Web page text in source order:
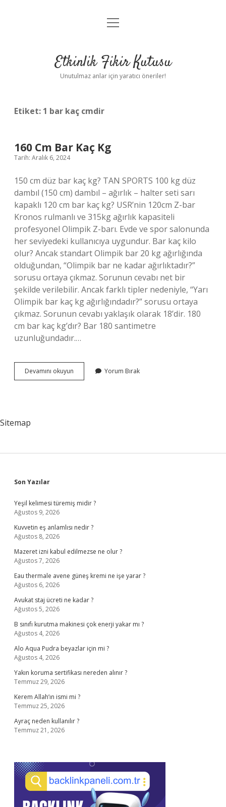
Anasayfa
Yasal Uyarı
menüyü
Etkinlik Fikir Kutusu
Unutulmaz anlar için yaratıcı öneriler!
Etiket: 1 bar kaç cmdir
160 Cm Bar Kaç Kg
Tarih: Aralık 6, 2024
150 cm düz bar kaç kg? TAN SPORTS 100 kg düz
dambıl (150 cm) dambıl – ağırlık – halter seti sarı
kapaklı 120 cm bar kaç kg? USR’nin 120cm Z-bar
Kronos rulmanlı ve 315kg ağırlık kapasiteli
profesyonel Olimpik Z-barı. Evde ve spor salonunda
her seviyedeki kullanıcıya uygundur. Bar kaç kilo
olur? Ancak standart Olimpik bar 20 kg ağırlığında
olduğundan, “Olimpik bar ne kadar ağırlıktadır?”
sorusu ortaya çıkmaz. Sorunun cevabı net bir
şekilde verilebilir. Ancak farklı tipler nedeniyle, “Yarı
Olimpik bar kaç kg ağırlığındadır?” sorusu ortaya
çıkmaz. Sorunun cevabı yaklaşık olarak 18’dir. 180
cm bar kaç kg’dır? Bar 180 santimetre
uzunluğundadır.…
Devamını okuyun
Cm
Yorum Bırak
Sitemap
Sidebar
Son Yazılar
Yeşil kelimesi türemiş midir ?
Ağustos 9, 2026
Kuvvetin eş anlamlısı nedir ?
Ağustos 8, 2026
Mazeret izni kabul edilmezse ne olur ?
Ağustos 7, 2026
Eau thermale avene güneş kremi ne işe yarar ?
Ağustos 6, 2026
Avukat staj ücreti ne kadar ?
Ağustos 5, 2026
B sınıfı kurutma makinesi çok enerji yakar mı ?
Ağustos 4, 2026
Alo Aqua Pudra beyazlar için mi ?
Ağustos 4, 2026
Yakın koruma sertifikası nereden alınır ?
Temmuz 29, 2026
Kerem Allah’ın ismi mi ?
Temmuz 25, 2026
Ayraç neden kullanılır ?
Temmuz 21, 2026